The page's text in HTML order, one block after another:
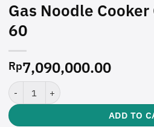
Gas Noodle Cooker
60
Rp7,090,000.00
Gas Noodle Cooker GETRA ET-GPC-
ADD TO